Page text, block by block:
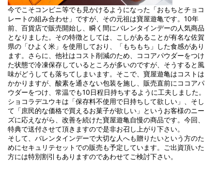
今でこそコンビニ等でも見かけるようになった「おもちとチョコ
レートの組み合わせ」ですが、その元祖は寶屋遊亀です。10年
前、百貨店で販売開始し、瞬く間にバレンタインデーの人気商品
となりました。その特徴としては、こしがあることが有名な佐賀
県の「ひよく米」を使用しており、「もちもち」した食感があり
ます。さらに、他社はコスト削減のため、ココアパウダーをつけ
た状態で冷凍保存しているところが多いのですが、そうすると風
味がどうしても落ちてしまいます。そこで、寶屋遊亀はコストは
かかりますが、酸素を通さない包装を施し、販売直前にココアパ
ウダーをつけ、常温でも10日程日持ちするように工夫しました。
ショコラデユウキは「保存料不使用で日持ちして欲しい」、そし
て「庶民的な価格で買えるお菓子が欲しい」というお客様のニー
ズに応えながら、改善を続けた寶屋遊亀自慢の商品です。今回、
特典で送付させて頂きますので是非お召し上がり下さい。
そして、バレンタインデーで大切な人へも贈りたいという方のた
めにセキュリテセットでの販売も予定しています。ご出資頂いた
方には特別割引もありますのであわせてご検討下さい。